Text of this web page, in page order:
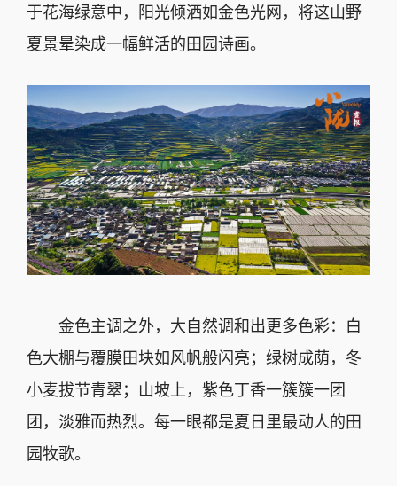
于花海绿意中，阳光倾洒如金色光网，将这山野
夏景晕染成一幅鲜活的田园诗画。
金色主调之外，大自然调和出更多色彩：白
色大棚与覆膜田块如风帆般闪亮；绿树成荫，冬
小麦拔节青翠；山坡上，紫色丁香一簇簇一团
团，淡雅而热烈。每一眼都是夏日里最动人的田
园牧歌。